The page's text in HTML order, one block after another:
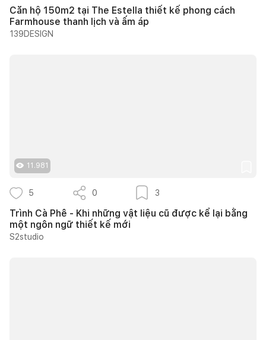
Căn hộ 150m2 tại The Estella thiết kế phong cách
Farmhouse thanh lịch và ấm áp
139DESIGN
11.981
5 0 3
Trình Cà Phê - Khi những vật liệu cũ được kể lại bằng
một ngôn ngữ thiết kế mới
S2studio